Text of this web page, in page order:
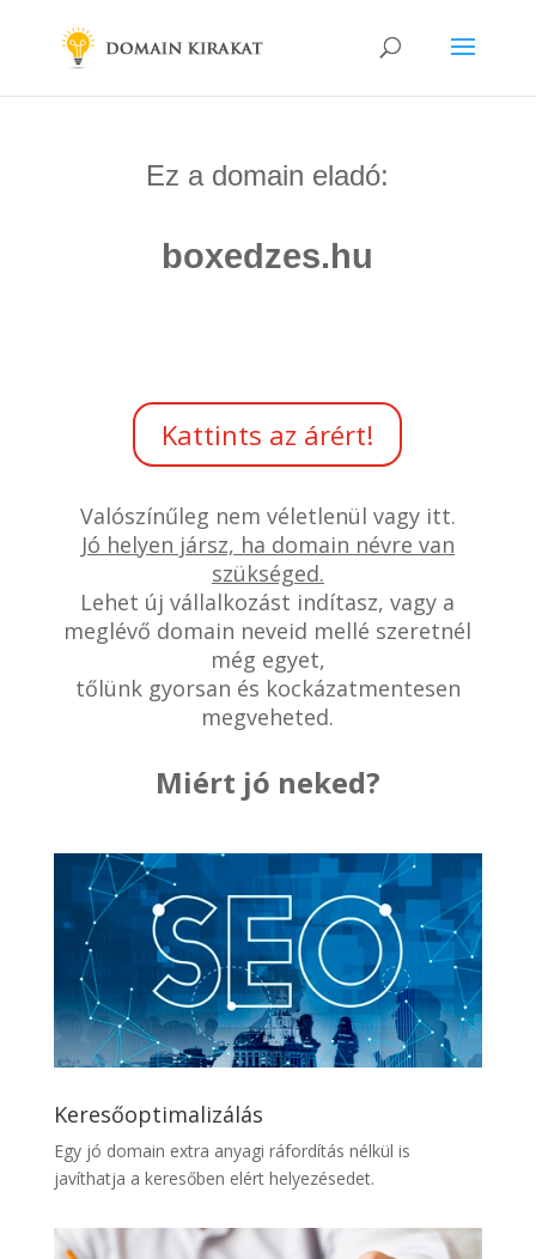
Ez a domain eladó:
boxedzes.hu
Kattints az árért!
Valószínűleg nem véletlenül vagy itt.
Jó helyen jársz, ha domain névre van
szükséged.
Lehet új vállalkozást indítasz, vagy a
meglévő domain neveid mellé szeretnél
még egyet,
tőlünk gyorsan és kockázatmentesen
megveheted.
Miért jó neked?
Keresőoptimalizálás
Egy jó domain extra anyagi ráfordítás nélkül is
javíthatja a keresőben elért helyezésedet.